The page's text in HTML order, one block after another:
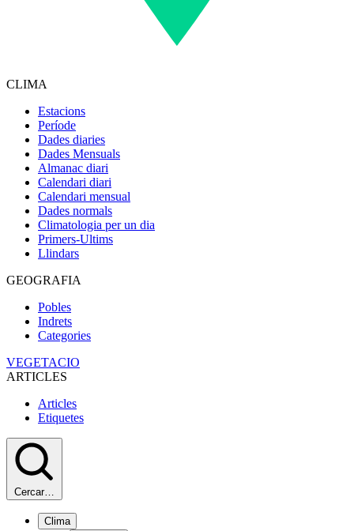
CLIMA
Estacions
Període
Dades diaries
Dades Mensuals
Almanac diari
Calendari diari
Calendari mensual
Dades normals
Climatologia per un dia
Primers-Ultims
Llindars
GEOGRAFIA
Pobles
Indrets
Categories
VEGETACIO
ARTICLES
Articles
Etiquetes
Cercar…
Clima